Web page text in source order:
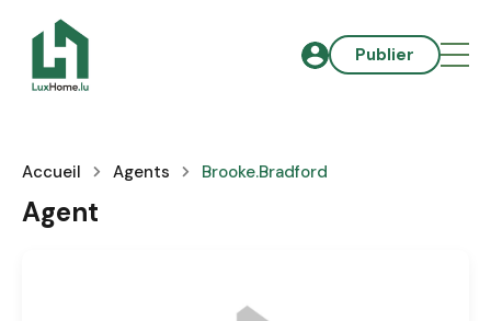
Publier
Accueil Agents Brooke.bradford
Agent